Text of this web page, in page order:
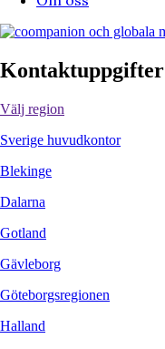
Kontaktuppgifter
Välj region
Sverige huvudkontor
Blekinge
Dalarna
Gotland
Gävleborg
Göteborgsregionen
Halland